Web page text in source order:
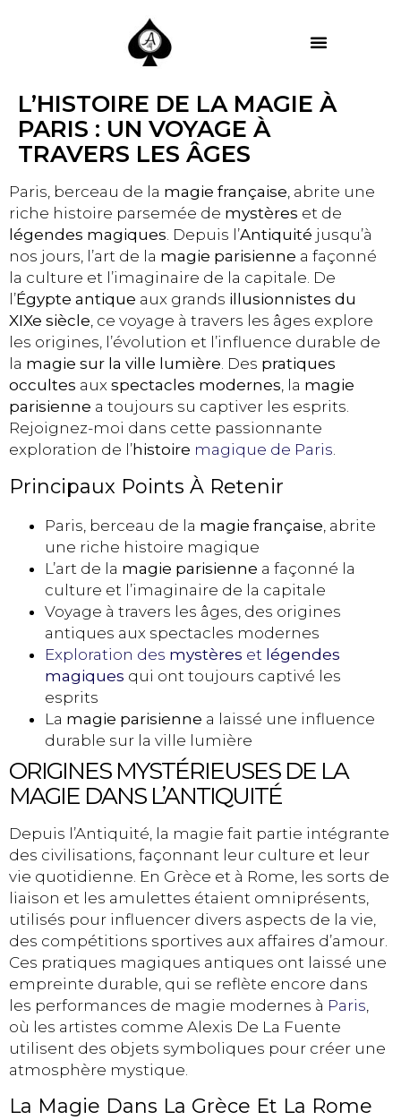
L’HISTOIRE DE LA MAGIE À
PARIS : UN VOYAGE À
TRAVERS LES ÂGES
Paris, berceau de la magie française, abrite une
riche histoire parsemée de mystères et de
légendes magiques. Depuis l’Antiquité jusqu’à
nos jours, l’art de la magie parisienne a façonné
la culture et l’imaginaire de la capitale. De
l’Égypte antique aux grands illusionnistes du
XIXe siècle, ce voyage à travers les âges explore
les origines, l’évolution et l’influence durable de
la magie sur la ville lumière. Des pratiques
occultes aux spectacles modernes, la magie
parisienne a toujours su captiver les esprits.
Rejoignez-moi dans cette passionnante
exploration de l’histoire magique de Paris.
Principaux Points À Retenir
Paris, berceau de la magie française , abrite
une riche histoire magique
L’art de la magie parisienne a façonné la
culture et l’imaginaire de la capitale
Voyage à travers les âges, des origines
antiques aux spectacles modernes
Exploration des mystères et légendes
magiques qui ont toujours captivé les
esprits
La magie parisienne a laissé une influence
durable sur la ville lumière
ORIGINES MYSTÉRIEUSES DE LA
MAGIE DANS L’ANTIQUITÉ
Depuis l’Antiquité, la magie fait partie intégrante
des civilisations, façonnant leur culture et leur
vie quotidienne. En Grèce et à Rome, les sorts de
liaison et les amulettes étaient omniprésents,
utilisés pour influencer divers aspects de la vie,
des compétitions sportives aux affaires d’amour.
Ces pratiques magiques antiques ont laissé une
empreinte durable, qui se reflète encore dans
les performances de magie modernes à Paris
où les artistes comme Alexis De La Fuente
utilisent des objets symboliques pour créer une
atmosphère mystique.
La Magie Dans La Grèce Et La Rome